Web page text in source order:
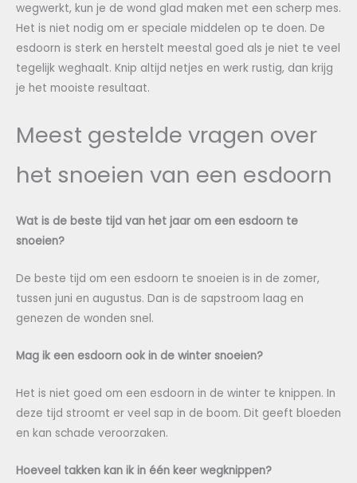
wegwerkt, kun je de wond glad maken met een scherp mes.
Het is niet nodig om er speciale middelen op te doen. De
esdoorn is sterk en herstelt meestal goed als je niet te veel
tegelijk weghaalt. Knip altijd netjes en werk rustig, dan krijg
je het mooiste resultaat.
Meest gestelde vragen over
het snoeien van een esdoorn
Wat is de beste tijd van het jaar om een esdoorn te
snoeien?
De beste tijd om een esdoorn te snoeien is in de zomer,
tussen juni en augustus. Dan is de sapstroom laag en
genezen de wonden snel.
Mag ik een esdoorn ook in de winter snoeien?
Het is niet goed om een esdoorn in de winter te knippen. In
deze tijd stroomt er veel sap in de boom. Dit geeft bloeden
en kan schade veroorzaken.
Hoeveel takken kan ik in één keer wegknippen?